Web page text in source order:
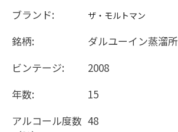
ブランド:
ザ・モルトマン
銘柄:
ダルユーイン蒸溜所
ビンテージ:
2008
年数:
15
アルコール度数 48